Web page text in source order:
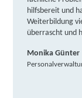
hilfsbereit und
Weiterbildung
überrascht und
Monika Günter